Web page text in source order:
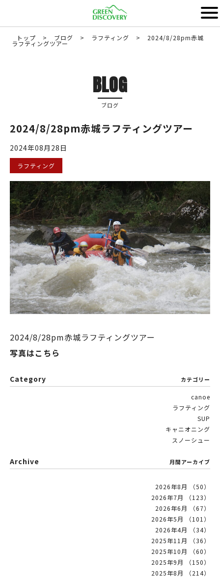
トップ > ブログ > ラフティング > 2024/8/28pm赤城
ラフティングツアー
BLOG
ブログ
2024/8/28pm赤城ラフティングツアー
2024年08月28日
ラフティング
2024/8/28pm赤城ラフティングツアー
写真はこちら
Category カテゴリー
canoe
ラフティング
SUP
キャニオニング
スノーシュー
Archive 月間アーカイブ
2026年8月 （50）
2026年7月 （123）
2026年6月 （67）
2026年5月 （101）
2026年4月 （34）
2025年11月 （36）
2025年10月 （60）
2025年9月 （150）
2025年8月 （214）